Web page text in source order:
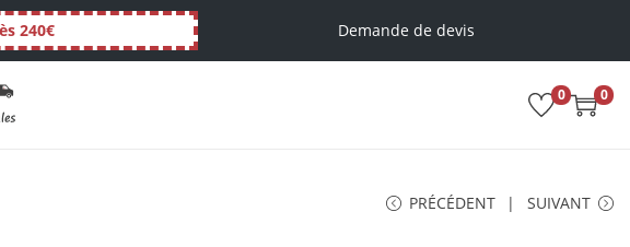
240€ Demande de devis
0 0
PRÉCÉDENT SUIVANT